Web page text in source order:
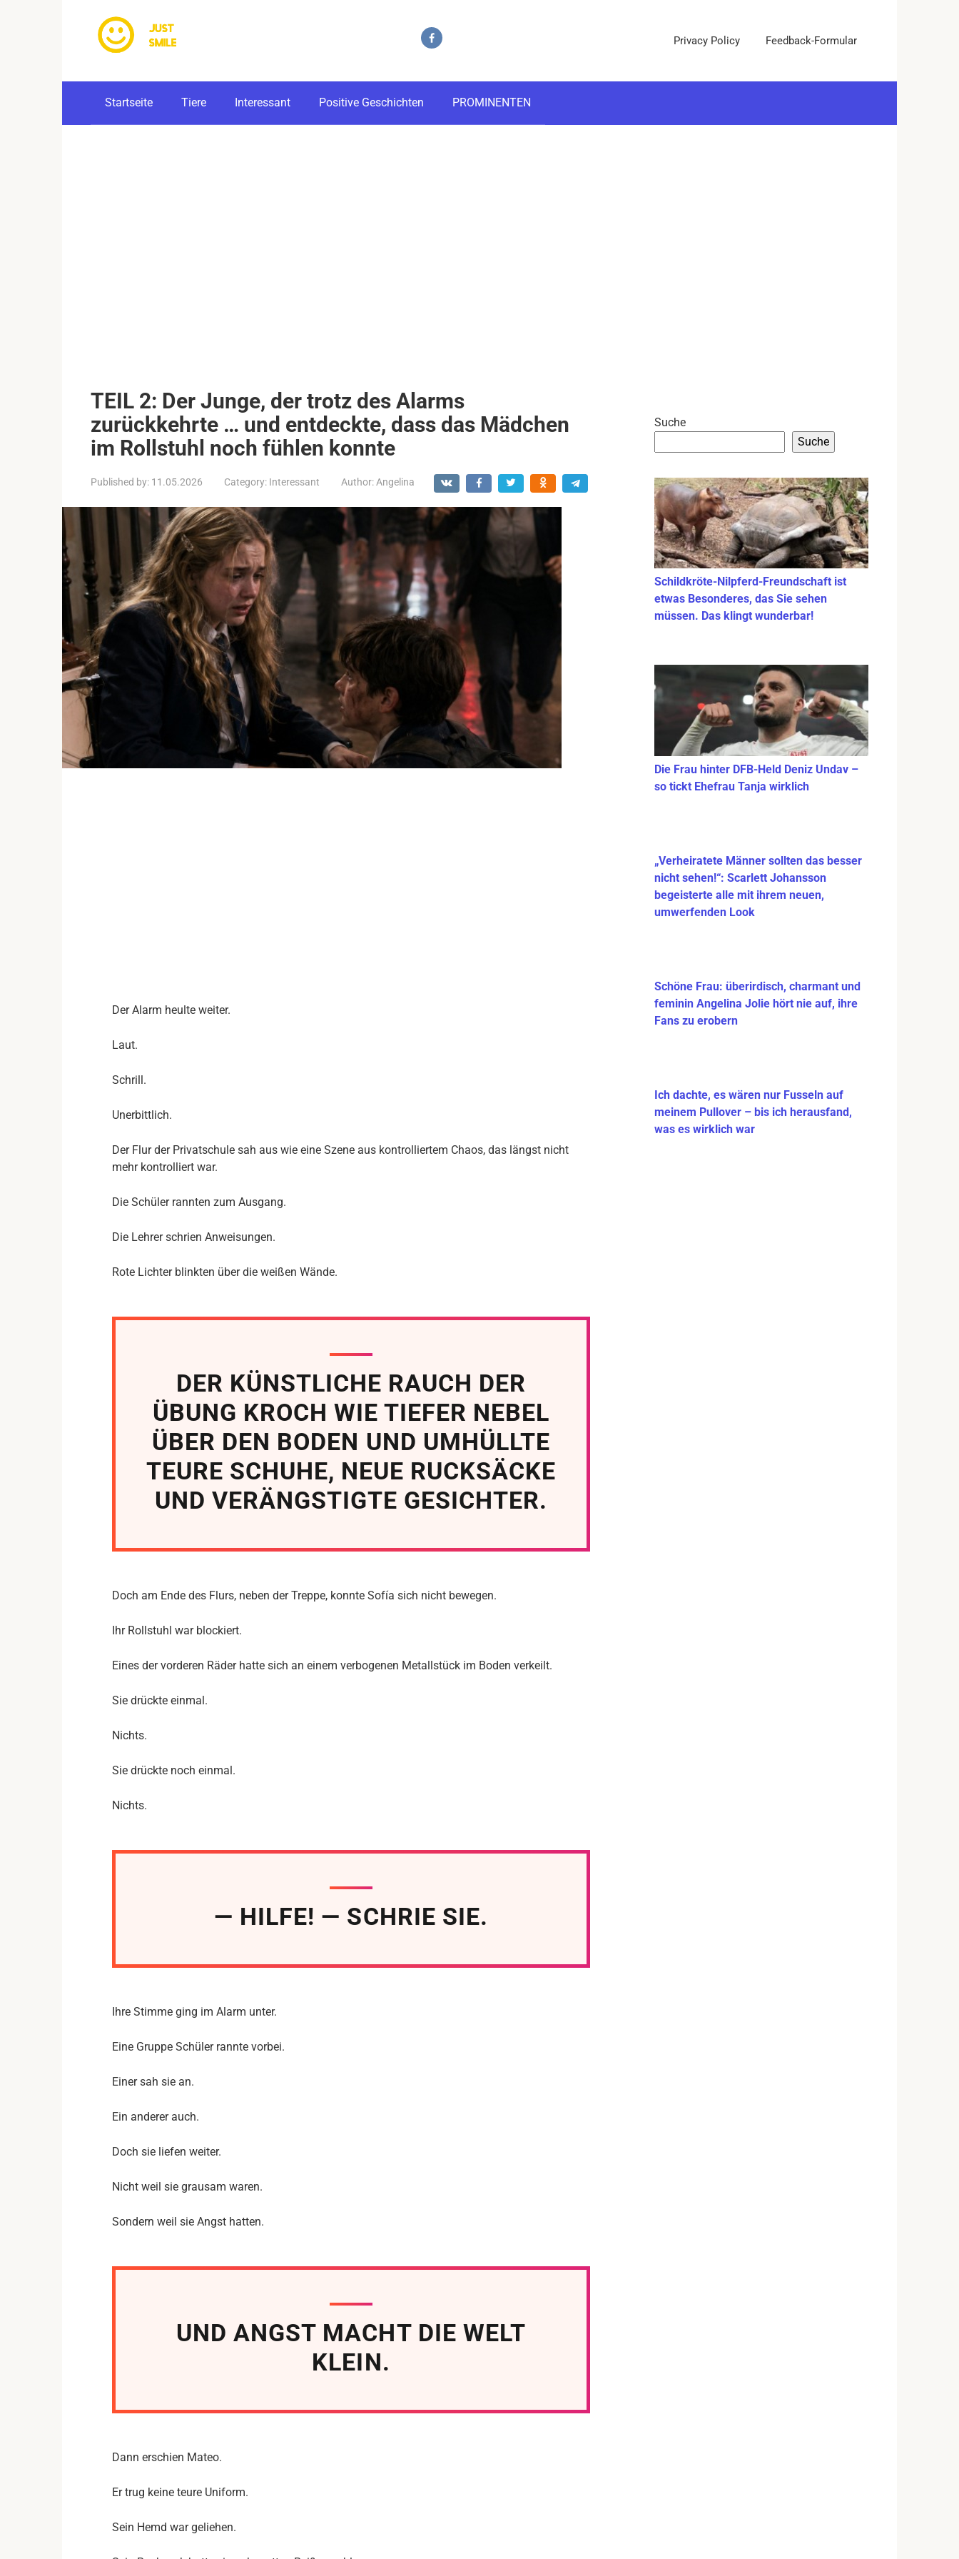
Privacy Policy Feedback-Formular
Startseite Tiere Interessant Positive Geschichten PROMINENTEN
TEIL 2: Der Junge, der trotz des Alarms
zurückkehrte … und entdeckte, dass das Mädchen
im Rollstuhl noch fühlen konnte
Published by: 11.05.2026 Category: Interessant Author: Angelina
Der Alarm heulte weiter.
Laut.
Schrill.
Unerbittlich.
Der Flur der Privatschule sah aus wie eine Szene aus kontrolliertem Chaos, das längst nicht
mehr kontrolliert war.
Die Schüler rannten zum Ausgang.
Die Lehrer schrien Anweisungen.
Rote Lichter blinkten über die weißen Wände.
DER KÜNSTLICHE RAUCH DER
ÜBUNG KROCH WIE TIEFER NEBEL
ÜBER DEN BODEN UND UMHÜLLTE
TEURE SCHUHE, NEUE RUCKSÄCKE
UND VERÄNGSTIGTE GESICHTER.
Doch am Ende des Flurs, neben der Treppe, konnte Sofía sich nicht bewegen.
Ihr Rollstuhl war blockiert.
Eines der vorderen Räder hatte sich an einem verbogenen Metallstück im Boden verkeilt.
Sie drückte einmal.
Nichts.
Sie drückte noch einmal.
Nichts.
— HILFE! — SCHRIE SIE.
Ihre Stimme ging im Alarm unter.
Eine Gruppe Schüler rannte vorbei.
Einer sah sie an.
Ein anderer auch.
Doch sie liefen weiter.
Nicht weil sie grausam waren.
Sondern weil sie Angst hatten.
UND ANGST MACHT DIE WELT
KLEIN.
Dann erschien Mateo.
Er trug keine teure Uniform.
Sein Hemd war geliehen.
Suche
Suche
Schildkröte-Nilpferd-Freundschaft ist
etwas Besonderes, das Sie sehen
müssen. Das klingt wunderbar!
Die Frau hinter DFB-Held Deniz Undav –
so tickt Ehefrau Tanja wirklich
„Verheiratete Männer sollten das besser
nicht sehen!“: Scarlett Johansson
begeisterte alle mit ihrem neuen,
umwerfenden Look
Schöne Frau: überirdisch, charmant und
feminin Angelina Jolie hört nie auf, ihre
Fans zu erobern
Ich dachte, es wären nur Fusseln auf
meinem Pullover – bis ich herausfand,
was es wirklich war